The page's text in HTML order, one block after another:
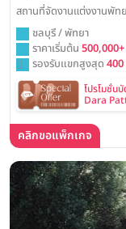
สถานที่จัดงานแต่งงานพัท
ชลบุรี / พัทยา
ราคาเริ่มต้น
รองรับแขกสูงสุด
โปรโมชั่น
Dara
คลิกขอแพ็กเกจ